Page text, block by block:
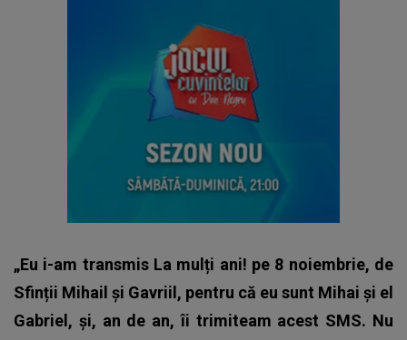
„Eu i-am transmis La mulți ani! pe 8 noiembrie, de
Sfinții Mihail și Gavriil, pentru că eu sunt Mihai și el
Gabriel, și, an de an, îi trimiteam acest SMS. Nu